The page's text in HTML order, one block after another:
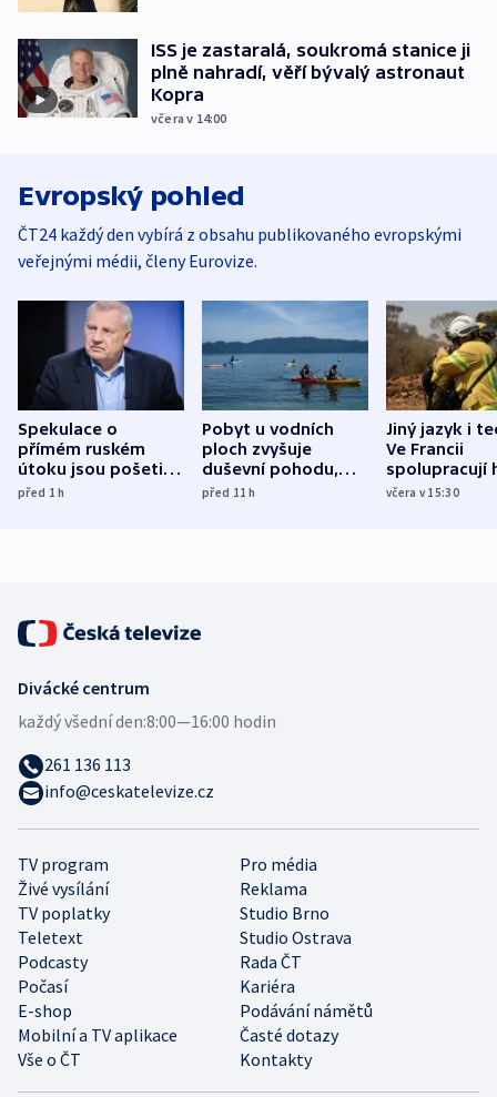
ISS je zastaralá, soukromá stanice ji
plně nahradí, věří bývalý astronaut
Kopra
včera v 14:00
Evropský pohled
ČT24 každý den vybírá z obsahu publikovaného evropskými
veřejnými médii, členy Eurovize.
Spekulace o
přímém ruském
útoku jsou pošetilé,
míní estonský
před 1h
Pobyt u vodních
ploch zvyšuje
duševní pohodu,
ukázala
před 11h
Jiný jazyk i
Ve Francii
spolupracují
různých zemí
včera v 15:30
TV program
Pro média
Živé vysílání
Reklama
TV poplatky
Studio Brno
Teletext
Studio Ostrava
Podcasty
Rada ČT
Počasí
Kariéra
E-shop
Podávání námětů
Mobilní a TV aplikace
Časté dotazy
Vše o ČT
Kontakty
Divácké centrum
každý všední den:8:00—16:00 hodin
261 136 113
info@ceskatelevize.cz